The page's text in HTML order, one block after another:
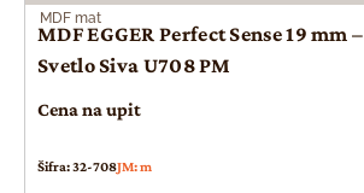
MDF mat
MDF EGGER Perfect Sense 19 mm –
Svetlo Siva U708 PM
Cena na upit
Šifra: 32-708JM: m